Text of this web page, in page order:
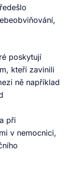
poskytují
kteří zavinili
ně například
při
v nemocnici,